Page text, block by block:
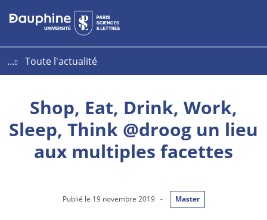
Aller
au
Aller
au
Plan
du
...
Toute l'actualité
Shop, Eat, Drink, Work,
Sleep, Think @droog un lieu
aux multiples facettes
Publié le 19 novembre 2019 - Master